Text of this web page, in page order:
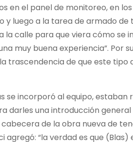
en el panel de monitoreo, en
y luego a la tarea de armado
calle para que viera cómo se
muy buena experiencia”. Por
trascendencia de que este
se incorporó al equipo,
darles una introducción
de la obra nueva de
agregó: “la verdad es que